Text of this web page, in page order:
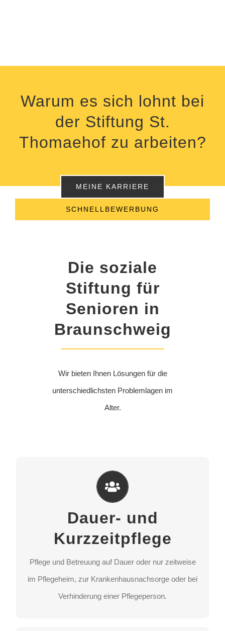
Warum es sich lohnt bei
der Stiftung St.
Thomaehof zu arbeiten?
MEINE KARRIERE
SCHNELLBEWERBUNG
Die soziale
Stiftung für
Senioren in
Braunschweig
Wir bieten Ihnen Lösungen für die
unterschiedlichsten Problemlagen im
Alter.
Dauer- und
Kurzzeitpflege
Pflege und Betreuung auf Dauer oder nur zeitweise
im Pflegeheim, zur Krankenhausnachsorge oder bei
Verhinderung einer Pflegeperson.
Dauer- und Kurzzeitpflege
Pflege und Betreuung auf Dauer oder nur zeitweise
im Pflegeheim, zur Krankenhausnachsorge oder bei
Verhinderung einer Pflegeperson.
STANDORT AUSWÄHLEN